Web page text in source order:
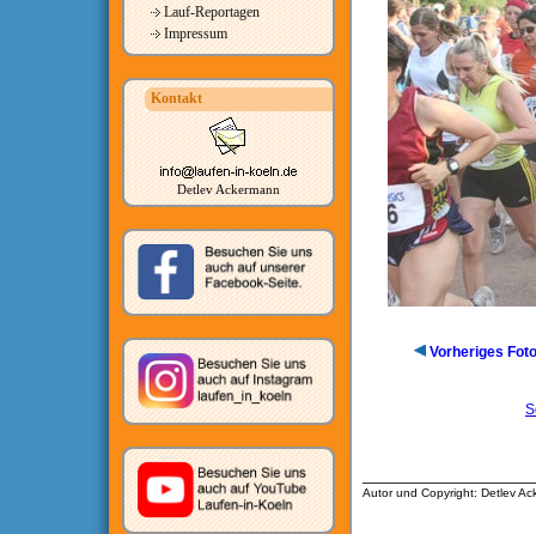
Lauf-Reportagen
Impressum
Kontakt
Detlev Ackermann
Vorheriges Foto
Autor und Copyright: Detlev